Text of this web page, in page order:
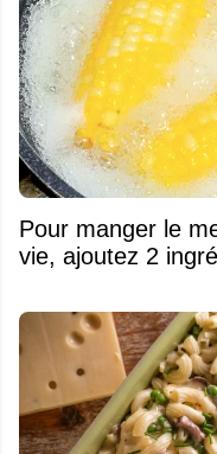
Pour manger le
vie, ajoutez 2